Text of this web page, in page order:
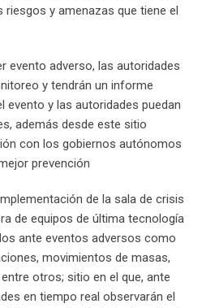
riesgos y amenazas que tiene el
evento adverso, las autoridades
y tendrán un informe
evento y las autoridades puedan
además desde este sitio
con los gobiernos autónomos
prevención
de la sala de crisis
de equipos de última tecnología
ante eventos adversos como
movimientos de masas,
otros; sitio en el que, ante
en tiempo real observarán el